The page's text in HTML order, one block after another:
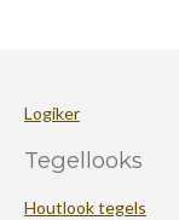
Logiker
Tegellooks
Houtlook tegels